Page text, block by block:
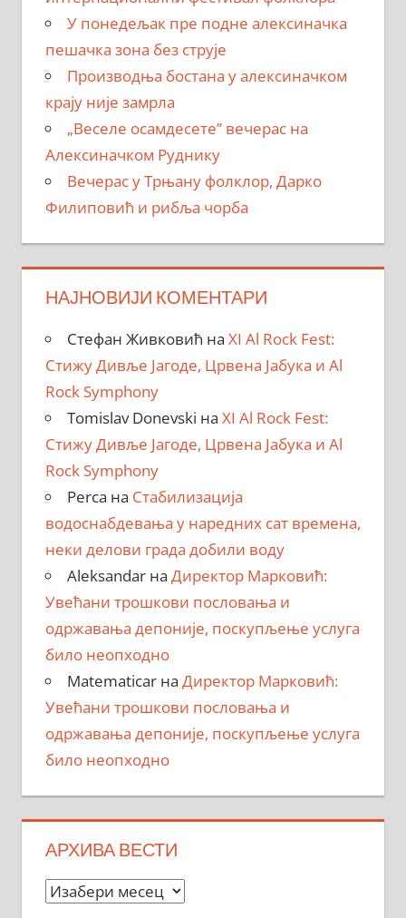
У понедељак пре подне алексиначка
пешачка зона без струје
Производња бостана у алексиначком
крају није замрла
„Веселе осамдесете” вечерас на
Алексиначком Руднику
Вечерас у Трњану фолклор, Дарко
Филиповић и рибља чорба
НАЈНОВИЈИ КОМЕНТАРИ
Стефан Живковић на XI Al Rock Fest:
Стижу Дивље Јагоде, Црвена Јабука и Al
Rock Symphony
Tomislav Donevski на XI Al Rock Fest:
Стижу Дивље Јагоде, Црвена Јабука и Al
Rock Symphony
Perca на Стабилизација
водоснабдевања у наредних сат времена,
неки делови града добили воду
Aleksandarна Директор Марковић:
Увећани трошкови пословања и
одржавања депоније, поскупљење услуга
било неопходно
Matematicarна Директор Марковић:
Увећани трошкови пословања и
одржавања депоније, поскупљење услуга
било неопходно
АРХИВА ВЕСТИ
Архива